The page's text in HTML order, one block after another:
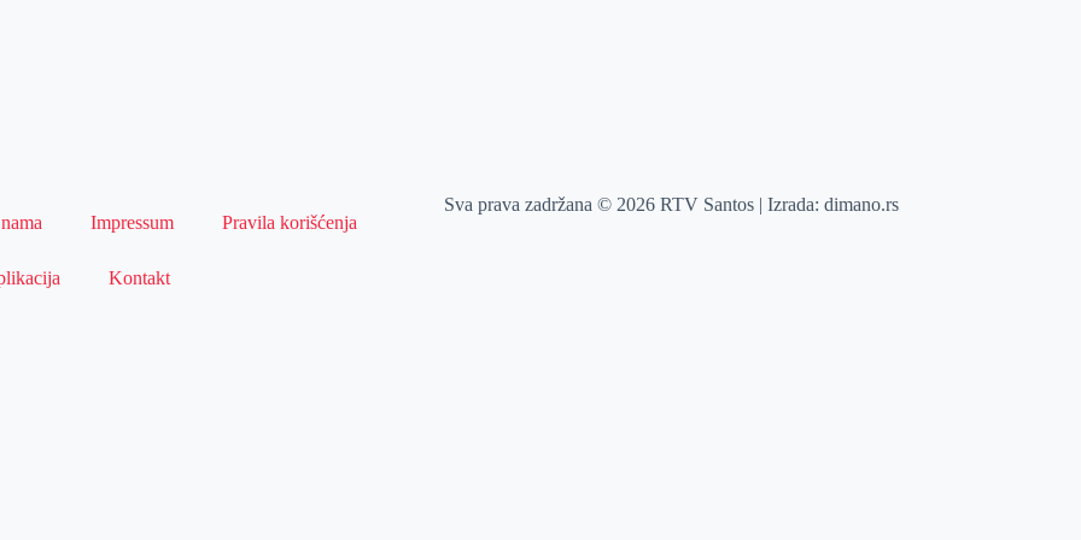
Impressum Pravila korišćenja
Kontakt
Sva prava zadržana © 2026 RTV Santos | Izrada:dimano.rs